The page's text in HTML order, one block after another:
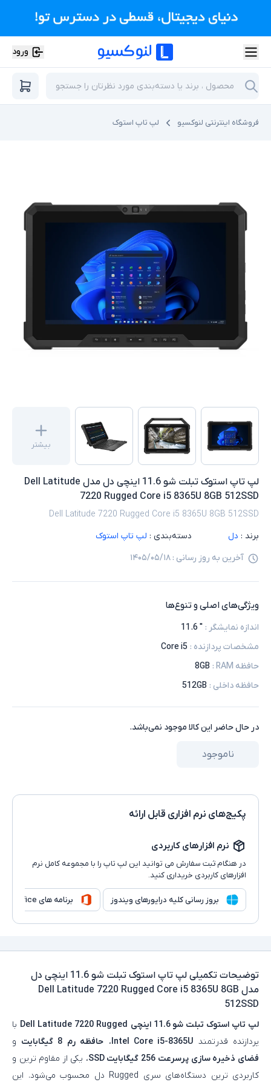
ورود
فروشگاه اینترنتی لنوکسیو لپ تاپ استوک
بیشتر
لپ تاپ استوک تبلت شو 11.6 اینچی دل مدل Dell Latitude
7220 Rugged Core i5 8365U 8GB 512SSD
Dell Latitude 7220 Rugged Core i5 8365U 8GB 512SSD
برند : دل دسته‌بندی : لپ تاپ استوک
آخرین به روز رسانی : ۱۴۰۵/۰۵/۱۸
ویژگی‌های اصلی و تنوع‌ها
اندازه نمایشگر :
" 11.6
مشخصات پردازنده :
Core i5
حافظه RAM
:
8GB
حافظه داخلی :
512GB
در حال حاضر این کالا موجود نمی‌باشد.
ناموجود
پکیج‌های نرم افزاری قابل ارائه
نرم افزارهای کاربردی
در هنگام ثبت سفارش می توانید این لپ تاپ را با مجموعه کامل نرم
افزارهای کاربردی خریداری کنید.
بروز رسانی کلیه درایورهای ویندوز برنامه های Microsoft Office
توضیحات تکمیلی
لپ تاپ استوک تبلت شو 11.6 اینچی دل
مدل Dell Latitude 7220 Rugged Core i5 8365U 8GB
512SSD
لپ‌ تاپ استوک تبلت‌ شو 11.6 اینچی Dell Latitude 7220 Rugged با
پردازنده قدرتمند Intel Core i5-8365U، حافظه رم 8 گیگابایت
و
فضای ذخیره‌ سازی پرسرعت 256 گیگابایت SSD
، یکی از مقاوم‌ ترین و
کاربردی‌ ترین دستگاه‌های سری Rugged دل محسوب می‌شود. این